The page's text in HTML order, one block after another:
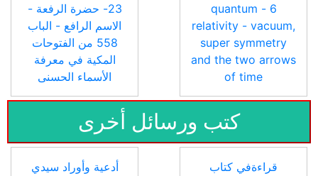
6 - quantum
relativity - vacuum,
super symmetry
and the two arrows
of time
23- حضرة الرفعة -
الاسم الرافع - الباب
558 من الفتوحات
المكية في معرفة
الأسماء الحسنى
كتب ورسائل أخرى
قراءةفي كتاب
أدعية وأوراد سيدي